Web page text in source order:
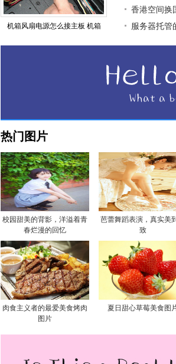
机箱风扇电源怎么接主板 机箱
香港空间换
服务器托管
热门图片
校园甜美的背影，洋溢着青
春烂漫的回忆
芭蕾舞蹈表演，真实美
致
肉食主义者的最爱美食烤肉
图片
夏日甜心草莓美食图